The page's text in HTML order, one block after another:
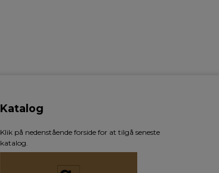
Katalog
Klik på nedenstående forside for at tilgå seneste
katalog.